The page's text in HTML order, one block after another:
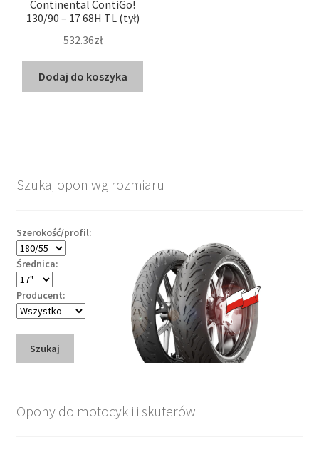
Continental ContiGo!
130/90 – 17 68H TL (tył)
532.36zł
Dodaj do koszyka
Szukaj opon wg rozmiaru
Szerokość/profil:
Średnica:
Producent:
Szukaj
Opony do motocykli i skuterów